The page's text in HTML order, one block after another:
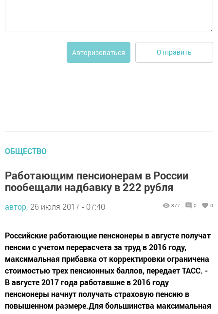
Авторизоваться Отправить
ОБЩЕСТВО
Работающим пенсионерам в России
пообещали надбавку в 222 рубля
автор, 26 июля 2017 - 07:40 877 0 0
Российские работающие пенсионеры в августе получат
пенсии с учетом перерасчета за труд в 2016 году,
максимальная прибавка от корректировки ограничена
стоимостью трех пенсионных баллов, передает ТАСС. -
В августе 2017 года работавшие в 2016 году
пенсионеры начнут получать страховую пенсию в
повышенном размере.Для большинства максимальная